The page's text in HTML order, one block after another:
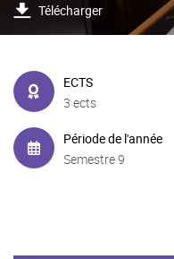
Télécharger
ECTS
3 ects
Période de l'année
Semestre 9